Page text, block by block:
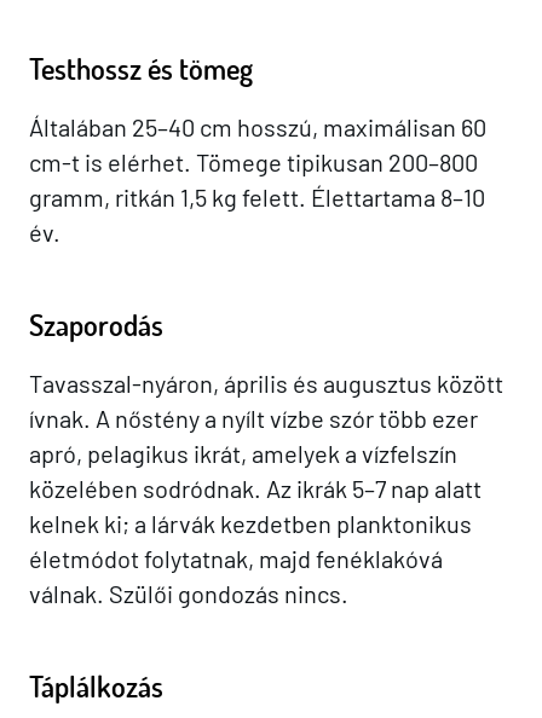
Testhossz és tömeg
Általában 25–40 cm hosszú, maximálisan 60
cm-t is elérhet. Tömege tipikusan 200–800
gramm, ritkán 1,5 kg felett. Élettartama 8–10
év.
Szaporodás
Tavasszal-nyáron, április és augusztus között
ívnak. A nőstény a nyílt vízbe szór több ezer
apró, pelagikus ikrát, amelyek a vízfelszín
közelében sodródnak. Az ikrák 5–7 nap alatt
kelnek ki; a lárvák kezdetben planktonikus
életmódot folytatnak, majd fenéklakóvá
válnak. Szülői gondozás nincs.
Táplálkozás